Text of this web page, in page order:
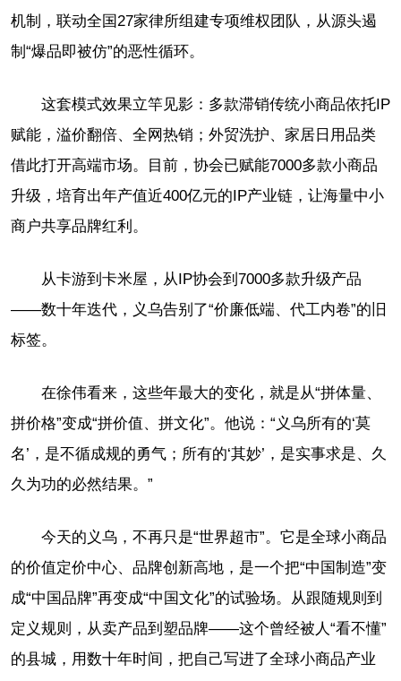
机制，联动全国27家律所组建专项维权团队，从源头遏
制“爆品即被仿”的恶性循环。
这套模式效果立竿见影：多款滞销传统小商品依托IP
赋能，溢价翻倍、全网热销；外贸洗护、家居日用品类
借此打开高端市场。目前，协会已赋能7000多款小商品
升级，培育出年产值近400亿元的IP产业链，让海量中小
商户共享品牌红利。
从卡游到卡米屋，从IP协会到7000多款升级产品
——数十年迭代，义乌告别了“价廉低端、代工内卷”的旧
标签。
在徐伟看来，这些年最大的变化，就是从“拼体量、
拼价格”变成“拼价值、拼文化”。他说：“义乌所有的‘莫
名’，是不循成规的勇气；所有的‘其妙’，是实事求是、久
久为功的必然结果。”
今天的义乌，不再只是“世界超市”。它是全球小商品
的价值定价中心、品牌创新高地，是一个把“中国制造”变
成“中国品牌”再变成“中国文化”的试验场。从跟随规则到
定义规则，从卖产品到塑品牌——这个曾经被人“看不懂”
的县城，用数十年时间，把自己写进了全球小商品产业